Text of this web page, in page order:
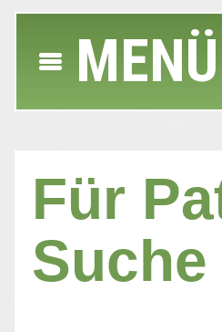
MENÜ
Für
Suche